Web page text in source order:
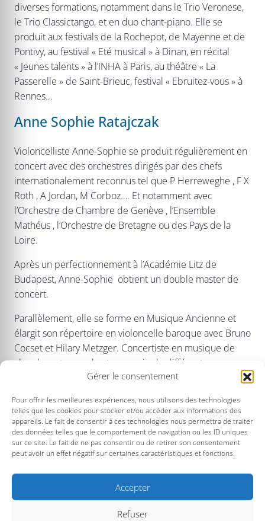
Gérer le consentement
Pour offrir les meilleures expériences, nous utilisons des technologies
telles que les cookies pour stocker et/ou accéder aux informations des
appareils. Le fait de consentir à ces technologies nous permettra de traiter
des données telles que le comportement de navigation ou les ID uniques
sur ce site. Le fait de ne pas consentir ou de retirer son consentement
peut avoir un effet négatif sur certaines caractéristiques et fonctions.
Accepter
Refuser
diverses formations, notamment dans le Trio Veronese,
le Trio Classictango, et en duo chant-piano. Elle se
produit aux festivals de la Rochepot, de Mayenne et de
Pontivy, au festival « Eté musical » à Dinan, en récital
« Jeunes talents » à l’INHA à Paris, au théâtre « La
Passerelle » de Saint-Brieuc, festival « Ebruitez-vous » à
Rennes…
Anne Sophie Ratajczak
Violoncelliste Anne-Sophie se produit régulièrement en
concert avec des orchestres dirigés par des chefs
internationalement reconnus tel que P Herreweghe , F X
Roth , A Jordan, M Corboz…. Et notamment avec
l’Orchestre de Chambre de Genève , l’Ensemble
Mathéus , l’Orchestre de Bretagne ou des Pays de la
Loire.
Après un perfectionnement à l’Académie Litz de
Budapest, Anne-Sophie obtient un double master de
concert.
Parallèlement, elle se forme en Musique Ancienne et
élargit son répertoire en violoncelle baroque avec Bruno
Cocset et Hilary Metzger. Concertiste en musique de
chambre et en orchestre au sein de différents
ensembles dirigés par des chefs internationalement
Olari Elts notamment avec l’Orchestre de chambre de
Genève, l’Orchestre des pays de la Loire, l’Orchestre des
pays de Savoie, l’Orchestre de Bretagne ou l’ensemble
Matheus. Elle enseigne actuellement dans des